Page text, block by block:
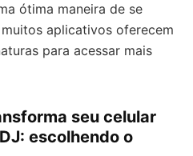
ótima maneira de se
aplicativos oferecem
para acessar mais
seu celular
escolhendo o